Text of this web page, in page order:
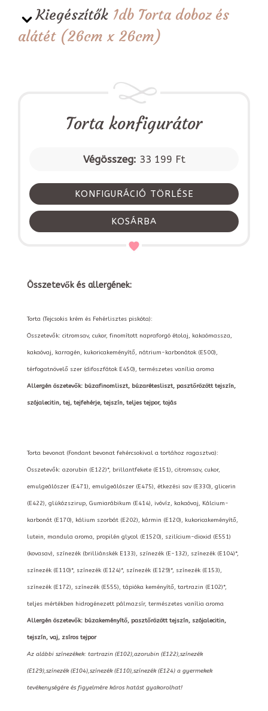
Kiegészítők 1db Torta doboz és
alátét (26cm x 26cm)
Torta konfigurátor
Végösszeg: 33 199 Ft
KONFIGURÁCIÓ TÖRLÉSE
KOSÁRBA
Összetevők és allergének:
Torta (Tejcsokis krém és Fehérlisztes piskóta):
Összetevők: citromsav, cukor, finomított napraforgó étolaj, kakaómassza,
kakaóvaj, karragén, kukoricakeményítő, nátrium-karbonátok (E500),
térfogatnövelő szer (difoszfátok E450), természetes vanília aroma
Allergén öszetevők: búzafinomliszt, búzarétesliszt, pasztőrözött tejszín,
szójalecitin, tej, tejfehérje, tejszín, teljes tejpor, tojás
Torta bevonat (Fondant bevonat fehércsokival a tortához ragasztva):
Összetevők: azorubin (E122)*, brillantfekete (E151), citromsav, cukor,
emulgeálószer (E471), emulgeálószer (E475), étkezési sav (E330), glicerin
(E422), glükózszirup, Gumiarábikum (E414), ivóvíz, kakaóvaj, Kálcium-
karbonát (E170), kálium szorbát (E202), kármin (E120), kukoricakeményítő,
lutein, mandula aroma, propilén glycol (E1520), szilícium-dioxid (E551)
(kovasav), színezék (brilliánskék E133), színezék (E-132), színezék (E104)*,
színezék (E110)*, színezék (E124)*, színezék (E129)*, színezék (E153),
színezék (E172), színezék (E555), tápióka keményítő, tartrazin (E102)*,
teljes mértékben hidrogénezett pálmazsír, természetes vanília aroma
Allergén öszetevők: búzakeményítő, pasztőrözött tejszín, szójalecitin,
tejszín, vaj, zsíros tejpor
Az alábbi színezékek: tartrazin (E102),azorubin (E122),színezék
(E129),színezék (E104),színezék (E110),színezék (E124) a gyermekek
tevékenységére és figyelmére káros hatást gyakorolhat!